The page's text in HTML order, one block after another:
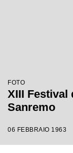
FOTO
XIII Festival
Sanremo
06 FEBBRAIO 1963